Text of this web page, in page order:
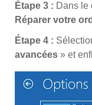
Étape 3 : Dans le
Réparer votre
Étape 4 :
avancées » et